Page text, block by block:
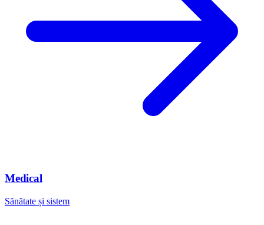
Medical
Sănătate și sistem